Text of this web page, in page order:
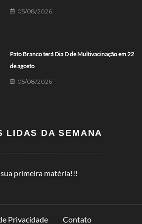
05/08/2026
Pato Branco terá Dia D de Multivacinação em 22
de agosto
05/08/2026
LIDAS DA SEMANA
sua primeira matéria!!!
Privacidade Contato